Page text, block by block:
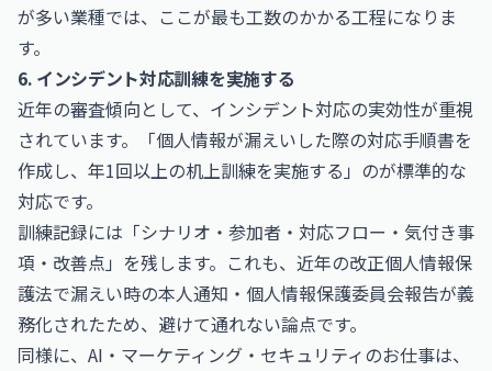
が多い業種では、ここが最も工数のかかる工程になりま
す。
6. インシデント対応訓練を実施する
近年の審査傾向として、インシデント対応の実効性が重視
されています。「個人情報が漏えいした際の対応手順書を
作成し、年1回以上の机上訓練を実施する」のが標準的な
対応です。
訓練記録には「シナリオ・参加者・対応フロー・気付き事
項・改善点」を残します。これも、近年の改正個人情報保
護法で漏えい時の本人通知・個人情報保護委員会報告が義
務化されたため、避けて通れない論点です。
同様に、 AI・マーケティング・セキュリティのお仕事は、